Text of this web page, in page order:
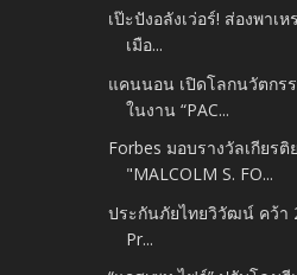
เป๊ะปังอลังเว่อร์! ส่องพา
เมือ...
แคนนอน เปิดโลกนวัตกร
ในงาน “PAC...
Forbes มอบรางวัลเกียรติ
"MALCOLM S. FO...
ประกันภัยไทยวิวัฒน์ คว้า
Pr...